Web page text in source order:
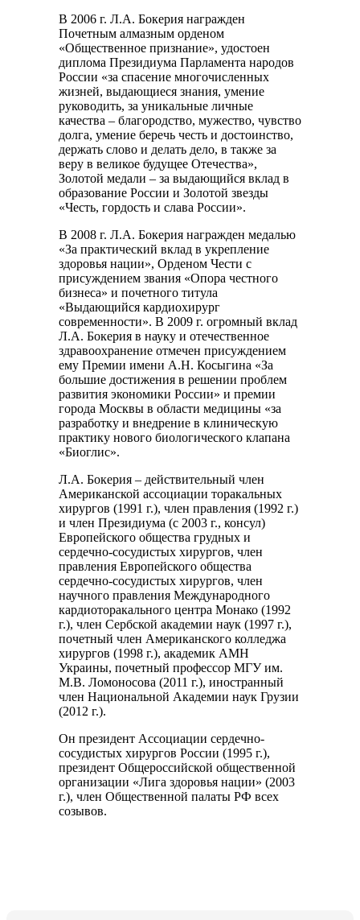
В 2006 г. Л.А. Бокерия награжден
Почетным алмазным орденом
«Общественное признание», удостоен
диплома Президиума Парламента народов
России «за спасение многочисленных
жизней, выдающиеся знания, умение
руководить, за уникальные личные
качества – благородство, мужество, чувство
долга, умение беречь честь и достоинство,
держать слово и делать дело, в также за
веру в великое будущее Отечества»,
Золотой медали – за выдающийся вклад в
образование России и Золотой звезды
«Честь, гордость и слава России».
В 2008 г. Л.А. Бокерия награжден медалью
«За практический вклад в укрепление
здоровья нации», Орденом Чести с
присуждением звания «Опора честного
бизнеса» и почетного титула
«Выдающийся кардиохирург
современности». В 2009 г. огромный вклад
Л.А. Бокерия в науку и отечественное
здравоохранение отмечен присуждением
ему Премии имени А.Н. Косыгина «За
большие достижения в решении проблем
развития экономики России» и премии
города Москвы в области медицины «за
разработку и внедрение в клиническую
практику нового биологического клапана
«Биоглис».
Л.А. Бокерия – действительный член
Американской ассоциации торакальных
хирургов (1991 г.), член правления (1992 г.)
и член Президиума (с 2003 г., консул)
Европейского общества грудных и
сердечно-сосудистых хирургов, член
правления Европейского общества
сердечно-сосудистых хирургов, член
научного правления Международного
кардиоторакального центра Монако (1992
г.), член Сербской академии наук (1997 г.),
почетный член Американского колледжа
хирургов (1998 г.), академик АМН
Украины, почетный профессор МГУ им.
М.В. Ломоносова (2011 г.), иностранный
член Национальной Академии наук Грузии
(2012 г.).
Он президент Ассоциации сердечно-
сосудистых хирургов России (1995 г.),
президент Общероссийской общественной
организации «Лига здоровья нации» (2003
г.), член Общественной палаты РФ всех
созывов.